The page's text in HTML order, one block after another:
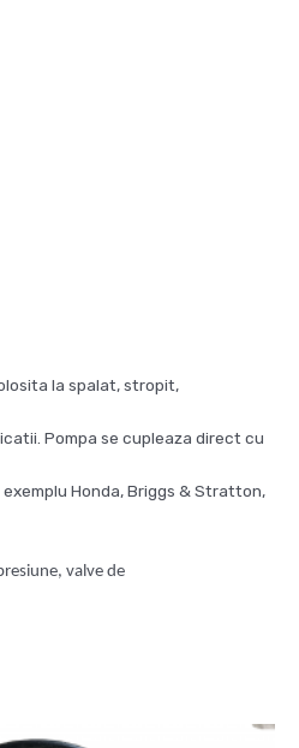
la spalat, stropit,
Pompa se cupleaza direct cu
exemplu Honda, Briggs & Stratton,
valve de